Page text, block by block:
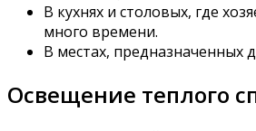
В кухнях и столовых, где
много времени.
В местах, предназначенных
Освещение теплого